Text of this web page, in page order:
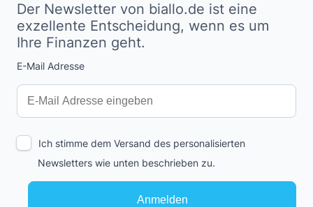
Der Newsletter von biallo.de ist eine
exzellente Entscheidung, wenn es um
Ihre Finanzen geht.
E-Mail Adresse
Interests
Amount
Anmelden
Ich stimme dem Versand des personalisierten
Newsletters wie unten beschrieben zu.